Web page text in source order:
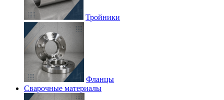
Тройники
Фланцы
Сварочные материалы